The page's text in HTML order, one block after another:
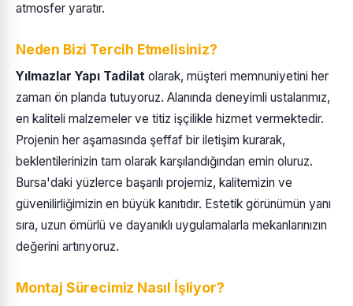
atmosfer yaratır.
Neden Bizi Tercih Etmelisiniz?
Yılmazlar Yapı Tadilat olarak, müşteri memnuniyetini her
zaman ön planda tutuyoruz. Alanında deneyimli ustalarımız,
en kaliteli malzemeler ve titiz işçilikle hizmet vermektedir.
Projenin her aşamasında şeffaf bir iletişim kurarak,
beklentilerinizin tam olarak karşılandığından emin oluruz.
Bursa'daki yüzlerce başarılı projemiz, kalitemizin ve
güvenilirliğimizin en büyük kanıtıdır. Estetik görünümün yanı
sıra, uzun ömürlü ve dayanıklı uygulamalarla mekanlarınızın
değerini artırıyoruz.
Montaj Sürecimiz Nasıl İşliyor?